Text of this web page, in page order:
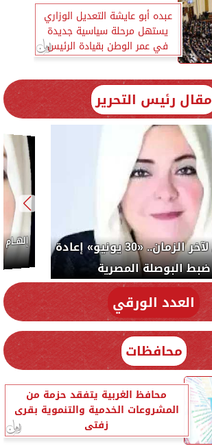
عبده أبو عايشة التعديل الوزاري
يستهل مرحلة سياسية جديدة
في عمر الوطن بقيادة الرئيس
السيسي
مقال رئيس التحرير
رسالتي لآخر الزمان.. «30 يونيو» إعادة
ضبط البوصلة المصرية
العدد الورقي
محافظات
محافظ الغربية يتفقد حزمة من
المشروعات الخدمية والتنموية بقرى
زفتى